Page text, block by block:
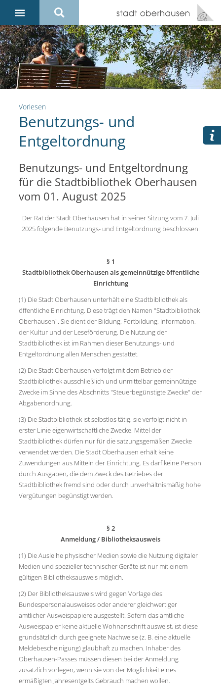
Vorlesen
Benutzungs- und
Entgeltordnung
Benutzungs- und Entgeltordnung
für die Stadtbibliothek Oberhausen
vom 01. August 2025
Der Rat der Stadt Oberhausen hat in seiner Sitzung vom 7. Juli
2025 folgende Benutzungs- und Entgeltordnung beschlossen:
§ 1
Stadtbibliothek Oberhausen alsgemeinnützige öffentliche
Einrichtung
(1) Die Stadt Oberhausen unterhält eine Stadtbibliothek als
öffentliche Einrichtung. Diese trägt den Namen "Stadtbibliothek
Oberhausen". Sie dient der Bildung, Fortbildung, Information,
der Kultur und der Leseförderung. Die Nutzung der
Stadtbibliothek ist im Rahmen dieser Benutzungs- und
Entgeltordnung allen Menschen gestattet.
(2) Die Stadt Oberhausen verfolgt mit dem Betrieb der
Stadtbibliothek ausschließlich und unmittelbar gemeinnützige
Zwecke im Sinne des Abschnitts "Steuerbegünstigte Zwecke" der
Abgabenordnung.
(3) Die Stadtbibliothek ist selbstlos tätig, sie verfolgt nicht in
erster Linie eigenwirtschaftliche Zwecke. Mittel der
Stadtbibliothek dürfen nur für die satzungsgemäßen Zwecke
verwendet werden. Die Stadt Oberhausen erhält keine
Zuwendungen aus Mitteln der Einrichtung. Es darf keine Person
durch Ausgaben, die dem Zweck des Betriebes der
Stadtbibliothek fremd sind oder durch unverhältnismäßig hohe
Vergütungen begünstigt werden.
§ 2
Anmeldung / Bibliotheksausweis
(1) Die Ausleihe physischer Medien sowie die Nutzung digitaler
Medien und spezieller technischer Geräte ist nur mit einem
gültigen Bibliotheksausweis möglich.
(2) Der Bibliotheksausweis wird gegen Vorlage des
Bundespersonalausweises oder anderer gleichwertiger
amtlicher Ausweispapiere ausgestellt. Sofern das amtliche
Ausweispapier keine aktuelle Wohnanschrift ausweist, ist diese
grundsätzlich durch geeignete Nachweise (z. B. eine aktuelle
Meldebescheinigung) glaubhaft zu machen. Inhaber des
Oberhausen-Passes müssen diesen bei der Anmeldung
zusätzlich vorlegen, wenn sie von der Möglichkeit eines
ermäßigten Jahresentgelts Gebrauch machen wollen.